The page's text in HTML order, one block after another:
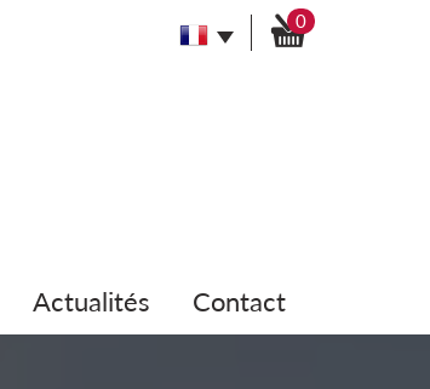
0
actualités contact